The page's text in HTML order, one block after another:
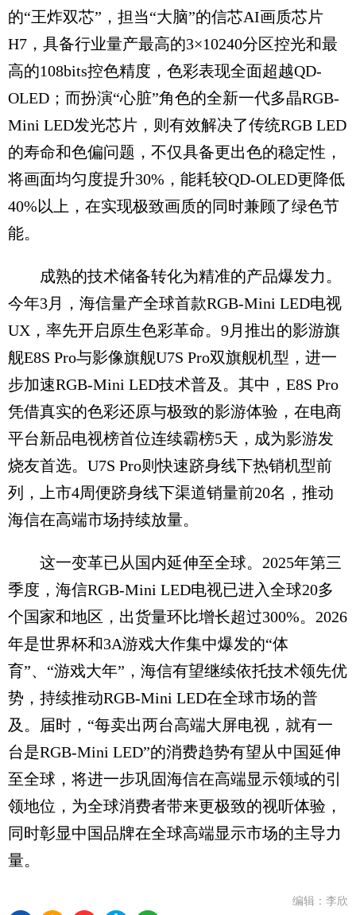
的“王炸双芯”，担当“大脑”的信芯AI画质芯片
H7，具备行业量产最高的3×10240分区控光和最
高的108bits控色精度，色彩表现全面超越QD-
OLED；而扮演“心脏”角色的全新一代多晶RGB-
Mini LED发光芯片，则有效解决了传统RGB LED
的寿命和色偏问题，不仅具备更出色的稳定性，
将画面均匀度提升30%，能耗较QD-OLED更降低
40%以上，在实现极致画质的同时兼顾了绿色节
能。
成熟的技术储备转化为精准的产品爆发力。
今年3月，海信量产全球首款RGB-Mini LED电视
UX，率先开启原生色彩革命。9月推出的影游旗
舰E8S Pro与影像旗舰U7S Pro双旗舰机型，进一
步加速RGB-Mini LED技术普及。其中，E8S Pro
凭借真实的色彩还原与极致的影游体验，在电商
平台新品电视榜首位连续霸榜5天，成为影游发
烧友首选。U7S Pro则快速跻身线下热销机型前
列，上市4周便跻身线下渠道销量前20名，推动
海信在高端市场持续放量。
这一变革已从国内延伸至全球。2025年第三
季度，海信RGB-Mini LED电视已进入全球20多
个国家和地区，出货量环比增长超过300%。2026
年是世界杯和3A游戏大作集中爆发的“体
育”、“游戏大年”，海信有望继续依托技术领先优
势，持续推动RGB-Mini LED在全球市场的普
及。届时，“每卖出两台高端大屏电视，就有一
台是RGB-Mini LED”的消费趋势有望从中国延伸
至全球，将进一步巩固海信在高端显示领域的引
领地位，为全球消费者带来更极致的视听体验，
同时彰显中国品牌在全球高端显示市场的主导力
量。
编辑：李欣